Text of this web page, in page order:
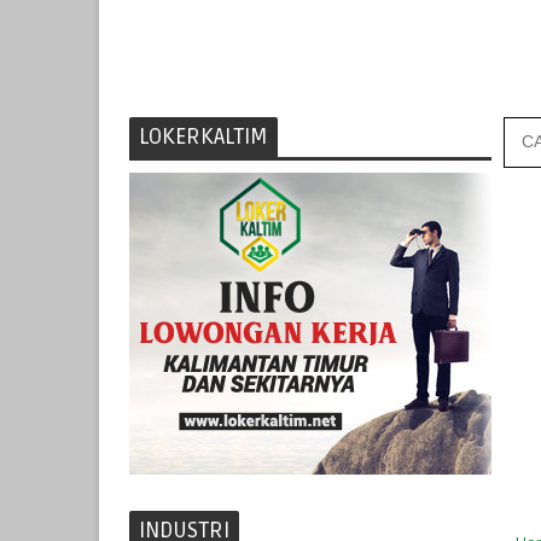
LOKERKALTIM
INDUSTRI